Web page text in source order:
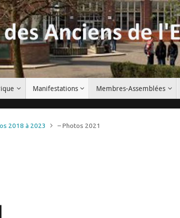
Manifestations Membres-Assemblées
2018 à 2023 – Photos 2021